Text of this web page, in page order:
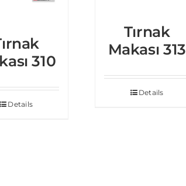
310
Details
Tırnak
Makası 313
Details